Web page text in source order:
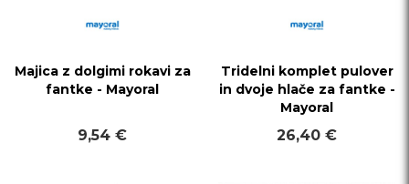
Majica z dolgimi rokavi za
fantke - Mayoral
9,54 €
Tridelni komplet pulover
in dvoje hlače za fantke -
Mayoral
26,40 €